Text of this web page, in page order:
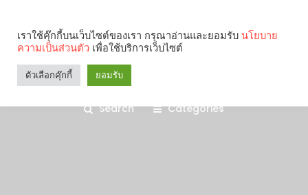
Search Categories
เราใช้คุ๊กกี้บนเว็บไซต์ของเรา กรุณาอ่านและยอมรับ นโยบาย
ความเป็นส่วนตัว เพื่อใช้บริการเว็บไซต์
ตัวเลือกคุ๊กกี้ ยอมรับ